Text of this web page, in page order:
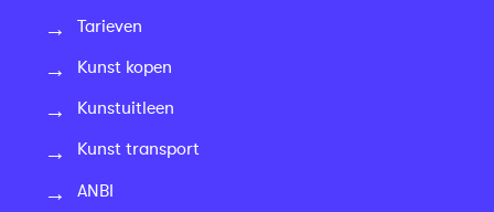
Tarieven
Kunst kopen
Kunstuitleen
Kunst transport
ANBI